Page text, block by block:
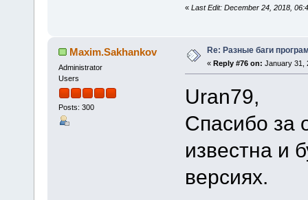
« Last Edit: December 24, 2018,
Maxim.Sakhankov
Administrator
Users
Posts: 300
Re: Разные баги
« Reply #76 on: January 31,
Uran79,
Спасибо за
известна и
версиях.